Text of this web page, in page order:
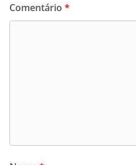
Comentário *